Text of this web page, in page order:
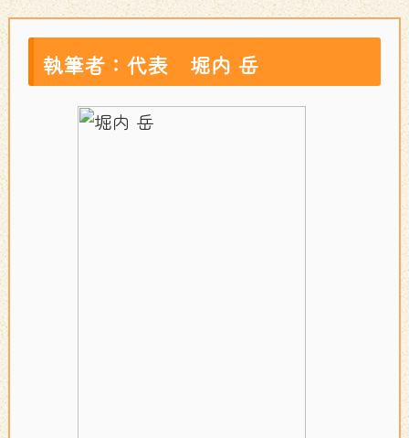
執筆者： 代表 堀内 岳